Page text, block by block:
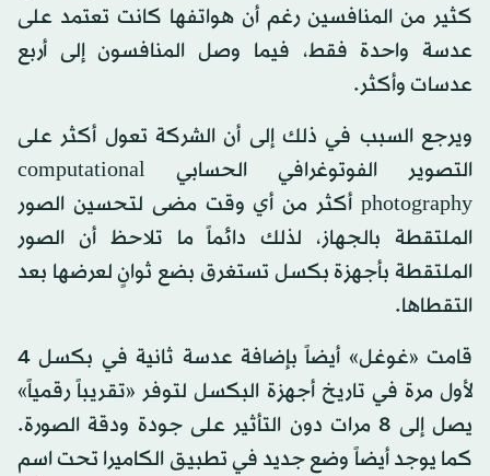
كثير من المنافسين رغم أن هواتفها كانت تعتمد على
عدسة واحدة فقط، فيما وصل المنافسون إلى أربع
عدسات وأكثر.
ويرجع السبب في ذلك إلى أن الشركة تعول أكثر على
التصوير الفوتوغرافي الحسابي computational
photography أكثر من أي وقت مضى لتحسين الصور
الملتقطة بالجهاز، لذلك دائماً ما تلاحظ أن الصور
الملتقطة بأجهزة بكسل تستغرق بضع ثوانٍ لعرضها بعد
التقطاها.
قامت «غوغل» أيضاً بإضافة عدسة ثانية في بكسل 4
لأول مرة في تاريخ أجهزة البكسل لتوفر «تقريباً رقمياً»
يصل إلى 8 مرات دون التأثير على جودة ودقة الصورة.
كما يوجد أيضاً وضع جديد في تطبيق الكاميرا تحت اسم